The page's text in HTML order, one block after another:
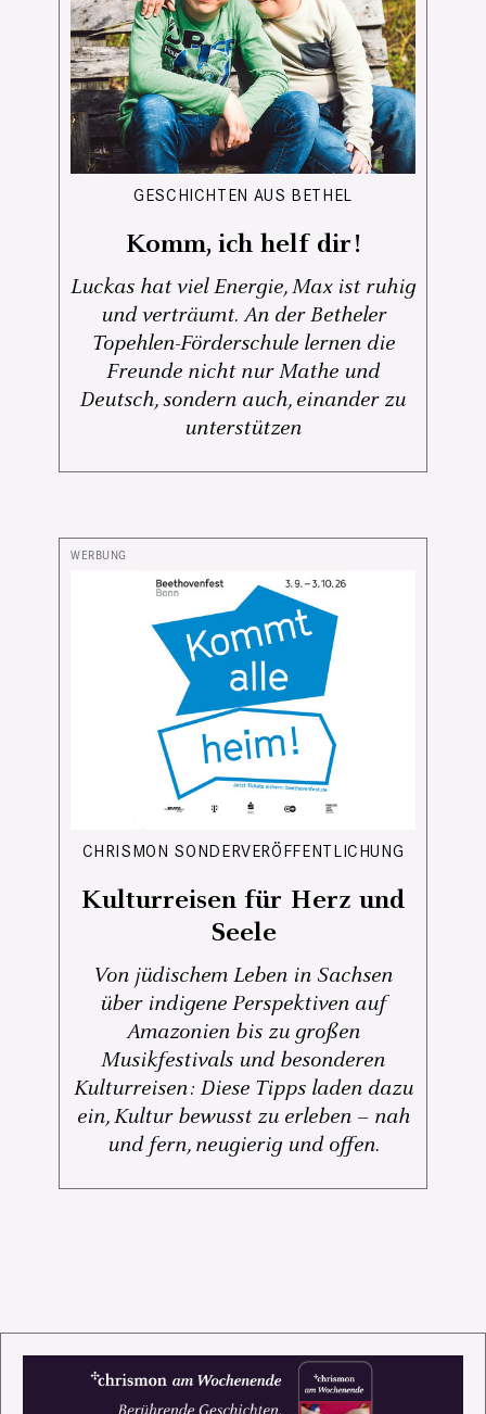
GESCHICHTEN AUS BETHEL
Komm, ich helf dir!
Luckas hat viel Energie, Max ist ruhig
und verträumt. An der Betheler
Topehlen-Förderschule lernen die
Freunde nicht nur Mathe und
Deutsch, sondern auch, einander zu
unterstützen
CHRISMON SONDERVERÖFFENTLICHUNG
Kulturreisen für Herz und
Seele
Von jüdischem Leben in Sachsen
über indigene Perspektiven auf
Amazonien bis zu großen
Musikfestivals und besonderen
Kulturreisen: Diese Tipps laden dazu
ein, Kultur bewusst zu erleben – nah
und fern, neugierig und offen.